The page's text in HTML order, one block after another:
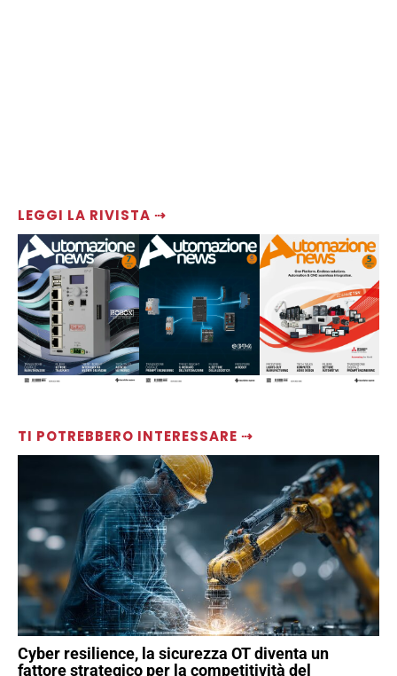
LEGGI LA RIVISTA ⇢
TI POTREBBERO INTERESSARE ⇢
Cyber resilience, la sicurezza OT diventa un
fattore strategico per la competitività del